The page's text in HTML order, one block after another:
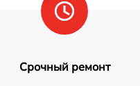
Срочный ремонт